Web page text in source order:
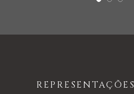
REPRESENTAÇÕES